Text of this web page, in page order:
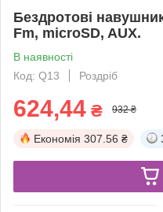
Бездротові
Fm, microSD, AUX.
В наявності
Код: Q13
Роздріб
624,44 ₴ 932 ₴
Економія 307.56 ₴